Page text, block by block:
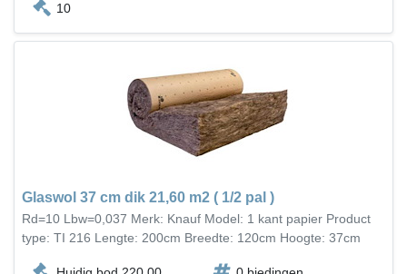
10
Glaswol 37 cm dik 21,60 m2 ( 1/2 pal )
Rd=10 Lbw=0,037 Merk: Knauf Model: 1 kant papier Product
type: TI 216 Lengte: 200cm Breedte: 120cm Hoogte: 37cm